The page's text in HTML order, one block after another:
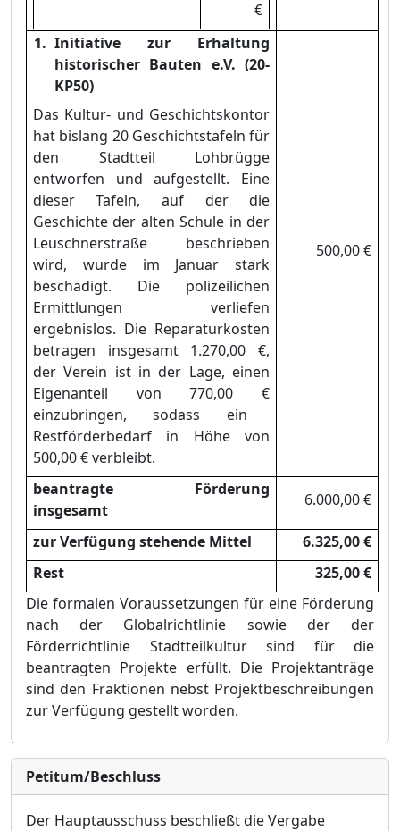
€
Initiative zur Erhaltung
historischer Bauten e.V. (20-
KP50)
Das Kultur- und Geschichtskontor
hat bislang 20 Geschichtstafeln für
den Stadtteil Lohbrügge
entworfen und aufgestellt. Eine
dieser Tafeln, auf der die
Geschichte der alten Schule in der
Leuschnerstraße beschrieben
wird, wurde im Januar stark
beschädigt. Die polizeilichen
Ermittlungen verliefen
ergebnislos. Die Reparaturkosten
betragen insgesamt 1.270,00 €,
der Verein ist in der Lage, einen
Eigenanteil von 770,00 €
einzubringen, sodass ein
Restförderbedarf in Höhe von
500,00 €verbleibt.
500,00 €
beantragte Förderung
insgesamt
6.000,00 €
zur Verfügung stehende Mittel
6.325,00 €
Rest
325,00 €
Die formalen Voraussetzungen für eine Förderung
nach der Globalrichtlinie sowie der der
Förderrichtlinie Stadtteilkultur sind für die
beantragten Projekte erfüllt. Die Projektanträge
sind den Fraktionen nebst Projektbeschreibungen
zur Verfügung gestellt worden.
Petitum/Beschluss
Der Hauptausschuss beschließtdie Vergabe